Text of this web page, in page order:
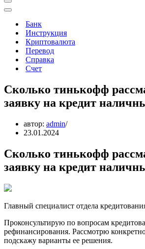
Меню
навигации
Меню
навигацииБанк
Инструкция
Криптовалюта
Перевод
Справка
Счет
Сколько тинькофф
заявку на кредит
автор: admin
23.01.2024
Сколько тинькофф
заявку на кредит
Главный специалист отдела
Проконсультирую по вопросам
рефинансирования. Рассмотрю
подскажу варианты ее решения.